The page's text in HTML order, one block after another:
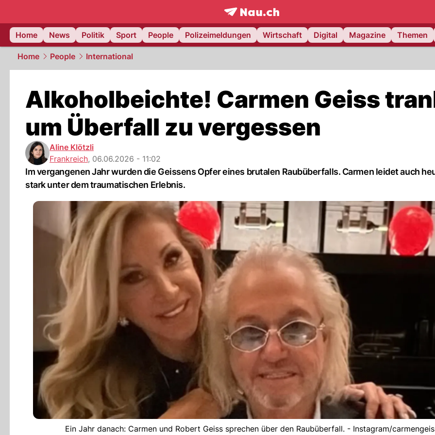
frontpage.NAU.ch
Home
News Politik Sport People Polizeimeldungen Wirtschaft Digital Magazine Themen
Home People International
Alkoholbeichte! Carmen Geiss
um Überfall zu vergessen
Aline Klötzli
Frankreich, 06.06.2026 - 11:02
Im vergangenen Jahr wurden die Geissens Opfer eines brutalen Raubüberfalls. Carmen leidet auch
stark unter dem traumatischen Erlebnis.
Ein Jahr danach: Carmen und Robert Geiss sprechen über den Raubüberfall. - Instagram/